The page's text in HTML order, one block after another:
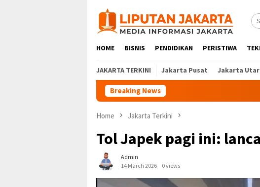
content
HOME BISNIS PENDIDIKAN PERISTIWA
JAKARTA TERKINI Jakarta Pusat Jakarta
Breaking News
Home Jakarta Terkini
Tol Japek pagi ini:
Admin
14 March 2026
0 views